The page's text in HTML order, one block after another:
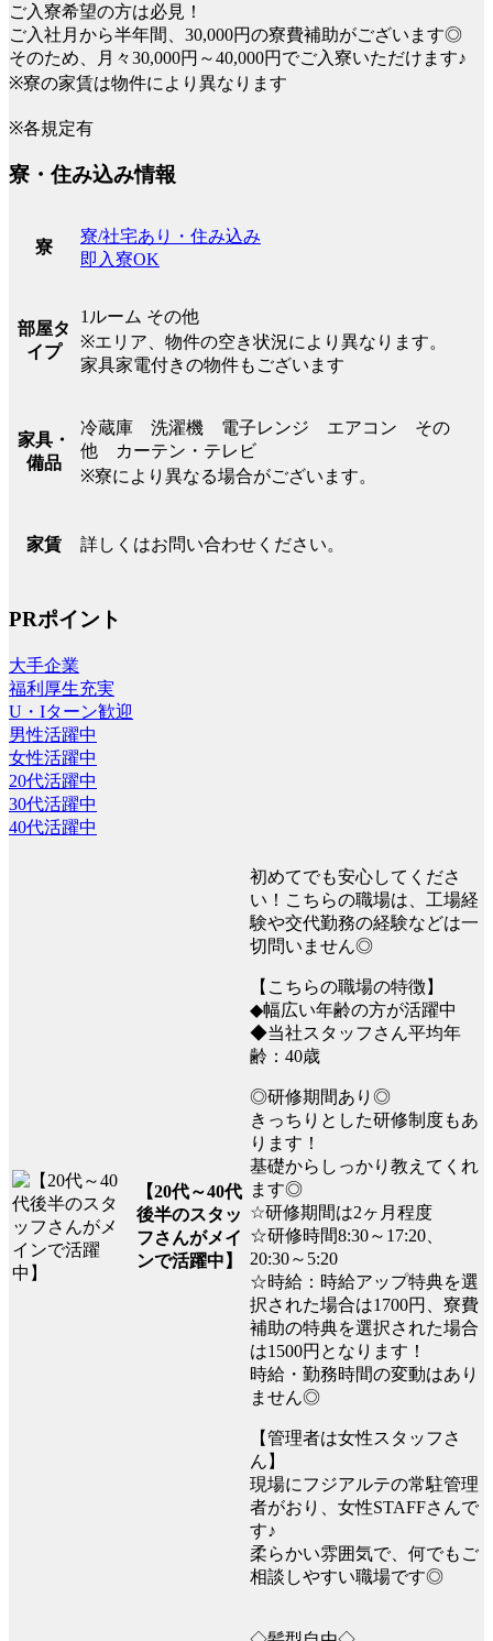
ご入寮希望の方は必見！
ご入社月から半年間、30,000円の寮費補助がございます◎
そのため、月々30,000円～40,000円でご入寮いただけます♪
※寮の家賃は物件により異なります
※各規定有
寮・住み込み情報
寮
寮/社宅あり・住み込み
即入寮OK
部屋タ
イプ
1ルーム その他
※エリア、物件の空き状況により異なります。
家具家電付きの物件もございます
家具・
備品
冷蔵庫 洗濯機 電子レンジ エアコン その
他 カーテン・テレビ
※寮により異なる場合がございます。
家賃 詳しくはお問い合わせください。
PRポイント
大手企業
福利厚生充実
U・Iターン歓迎
男性活躍中
女性活躍中
20代活躍中
30代活躍中
40代活躍中
【20代～40代
後半のスタッ
フさんがメイ
ンで活躍中】
初めてでも安心してくださ
い！こちらの職場は、工場経
験や交代勤務の経験などは一
切問いません◎
【こちらの職場の特徴】
◆幅広い年齢の方が活躍中
◆当社スタッフさん平均年
齢：40歳
◎研修期間あり◎
きっちりとした研修制度もあ
ります！
基礎からしっかり教えてくれ
ます◎
☆研修期間は2ヶ月程度
☆研修時間8:30～17:20、
20:30～5:20
☆時給：時給アップ特典を選
択された場合は1700円、寮費
補助の特典を選択された場合
は1500円となります！
時給・勤務時間の変動はあり
ません◎
【管理者は女性スタッフさ
ん】
現場にフジアルテの常駐管理
者がおり、女性STAFFさんで
す♪
柔らかい雰囲気で、何でもご
相談しやすい職場です◎